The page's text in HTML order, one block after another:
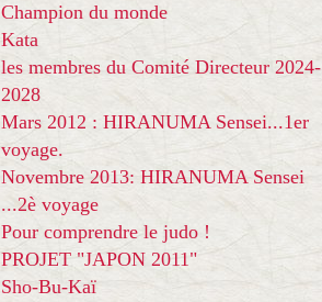
Champion du monde
Kata
les membres du Comité Directeur 2024-
2028
Mars 2012 : HIRANUMA Sensei...1er
voyage.
Novembre 2013: HIRANUMA Sensei
...2è voyage
Pour comprendre le judo !
PROJET "JAPON 2011"
Sho-Bu-Kaï